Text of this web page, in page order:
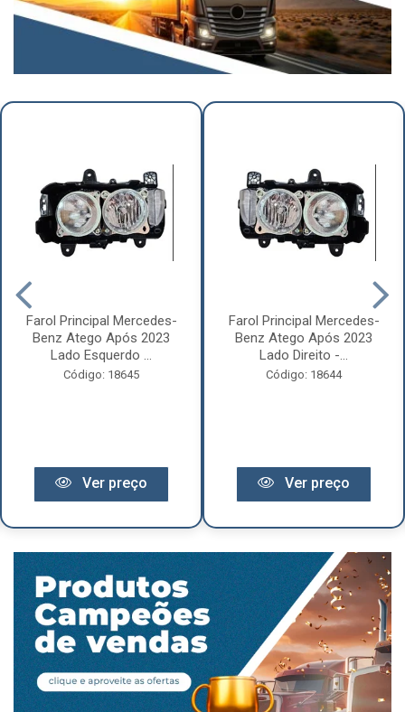
Farol Principal Mercedes-
Benz Atego Após 2023
Lado Esquerdo ...
Código: 18645
Ver preço
Farol Principal Mercedes-
Benz Atego Após 2023
Lado Direito -...
Código: 18644
Ver preço